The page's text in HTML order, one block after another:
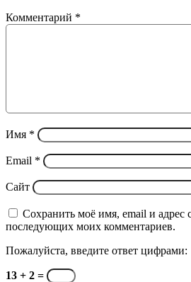
Комментарий *
Имя *
Email *
Сайт
Сохранить моё имя, email и адрес
последующих моих комментариев.
Пожалуйста, введите ответ цифрами:
13 + 2 =